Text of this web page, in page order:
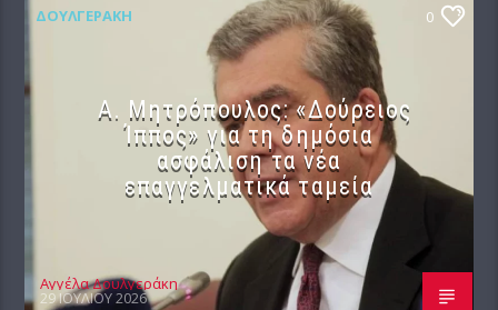
ΔΟΥΛΓΕΡΆΚΗ 0
Α. Μητρόπουλος: «Δούρειος
Ίππος» για τη δημόσια
ασφάλιση τα νέα
επαγγελματικά ταμεία
Αγγέλα Δουλγεράκη
29 ΙΟΥΛΊΟΥ 2026